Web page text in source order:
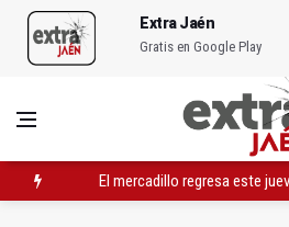
Extra Jaén
Gratis en Google Play
El mercadillo regresa este